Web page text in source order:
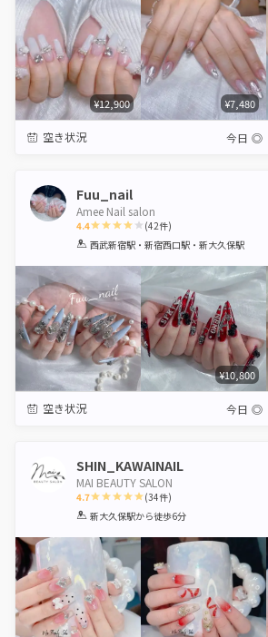
¥12,900 ¥7,480
空き状況 今日 ◎
Fuu_nail
Amee Nail salon
4.4
1 2 3 4 5
(42件)
西武新宿駅・新宿西口駅・新大久保駅
¥10,800
空き状況 今日 ◎
SHIN_KAWAINAIL
MAI BEAUTY SALON
4.7
1 2 3 4 5
(34件)
新大久保駅から徒歩6分